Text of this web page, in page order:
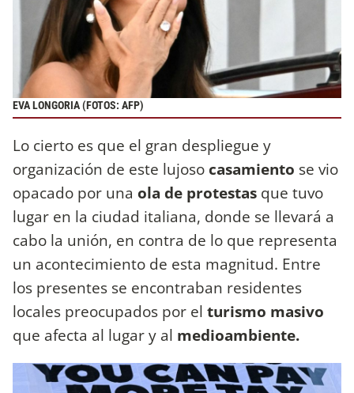
EVA LONGORIA (FOTOS: AFP)
Lo cierto es que el gran despliegue y
organización de este lujoso casamiento se vio
opacado por una ola de protestas que tuvo
lugar en la ciudad italiana, donde se llevará a
cabo la unión, en contra de lo que representa
un acontecimiento de esta magnitud. Entre
los presentes se encontraban residentes
locales preocupados por el turismo masivo
que afecta al lugar y al medioambiente.